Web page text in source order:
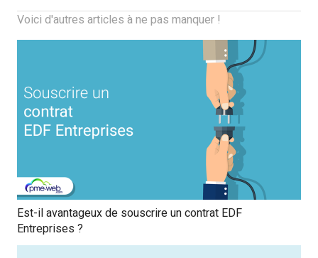
Voici d'autres articles à ne pas manquer !
Est-il avantageux de souscrire un contrat EDF
Entreprises ?